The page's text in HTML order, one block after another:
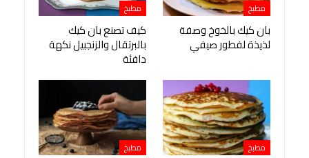
مطبخ
بان كيك بالخوخ وصفة
لذيذة لفطور صيفي
مطبخ
كيف تصنع بان كيك
بالبرتقال والزنجبيل نكهة
دافئة
مطبخ مطبخ